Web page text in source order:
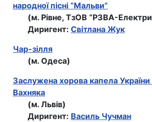
народної пісні “Мальви”
(м. Рівне, ТзОВ “РЗВА-
Диригент: Світлана Жук
Чар-зілля
(м. Одеса)
Заслужена хорова капела України
Вахняка
(м. Львів)
Диригент: Василь Чучман